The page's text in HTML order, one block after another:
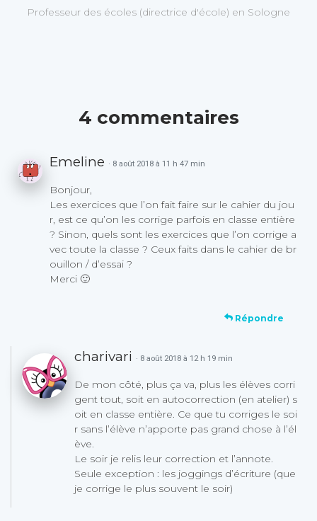
Professeur des écoles (directrice d'école) en Sologne
4 commentaires
Emeline · 8 août 2018 à 11 h 47 min
Bonjour,
Les exercices que l’on fait faire sur le cahier du jou
r, est ce qu’on les corrige parfois en classe entière
? Sinon, quels sont les exercices que l’on corrige a
vec toute la classe ? Ceux faits dans le cahier de br
ouillon / d’essai ?
Merci 🙂
Répondre
charivari · 8 août 2018 à 12 h 19 min
De mon côté, plus ça va, plus les élèves corri
gent tout, soit en autocorrection (en atelier) s
oit en classe entière. Ce que tu corriges le soi
r sans l’élève n’apporte pas grand chose à l’él
ève.
Le soir je relis leur correction et l’annote.
Seule exception : les joggings d’écriture (que
je corrige le plus souvent le soir)